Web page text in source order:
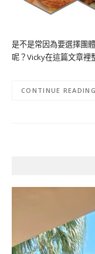
是不是常因為要選擇團
呢？Vicky在這篇文章
CONTINUE READING